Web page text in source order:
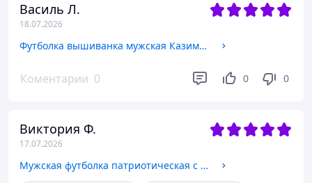
Василь Л.
18.07.2026
Футболка вышиванка мужская Казимир цвет таш, футболка с вышивкой мужская бежево-серая, футболка вышиванка трикотажная L
Коментарии 0 0 0
Виктория Ф.
17.07.2026
Мужская футболка патриотическая с вышивкой Патриот 2 футболка вышивка,футболка вышиванка,футболка с вышиванкой M, Трикотаж